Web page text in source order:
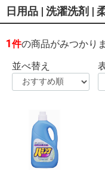
日用品 | 洗濯洗剤 |
1件の商品がみつかり
並べ替え